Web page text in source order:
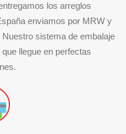
los arreglos
enviamos por MRW y
sistema de embalaje
llegue en perfectas